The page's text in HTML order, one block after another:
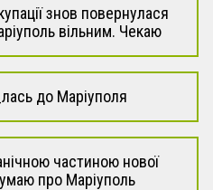
знов повернулася
вільним. Чекаю
до Маріуполя
частиною нової
про Маріуполь